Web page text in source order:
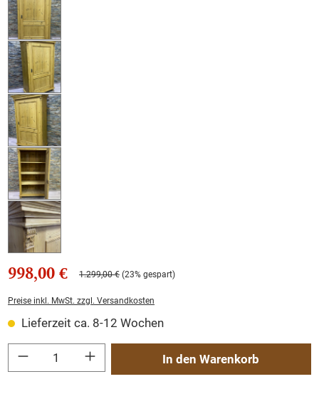
998,00 € 1.299,00 € (23% gespart)
Preise inkl. MwSt. zzgl. Versandkosten
Lieferzeit ca. 8-12 Wochen
Produkt Anzahl: Gib den gewünschten Wert ein oder benutze die Schaltflächen
In den Warenkorb